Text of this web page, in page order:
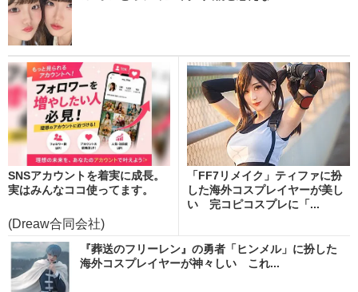
SNSアカウントを着実に成長。
実はみんなココ使ってます。
(Dreaw合同会社)
「FF7リメイク」ティファに扮
した海外コスプレイヤーが美し
い 完コピコスプレに「...
『葬送のフリーレン』の勇者「ヒンメル」に扮した
海外コスプレイヤーが神々しい これ...